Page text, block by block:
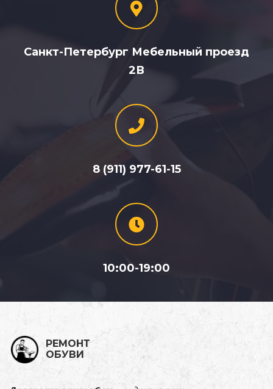
Санкт-Петербург Мебельный проезд
2В
8 (911) 977-61-15
10:00-19:00
РЕМОНТ
ОБУВИ